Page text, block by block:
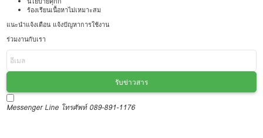
ร้องเรียนเนื้อหาไม่เหมาะสม
แนะนำแจ้งเตือน แจ้งปัญหาการใช้งาน
ร่วมงานกับเรา
รับข่าวสาร
Messenger Line โทรศัพท์ 089-891-1176